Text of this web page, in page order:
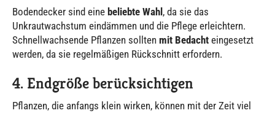
Bodendecker sind eine beliebte Wahl , da sie das
Unkrautwachstum eindämmen und die Pflege erleichtern.
Schnellwachsende Pflanzen sollten mit Bedacht eingesetzt
werden, da sie regelmäßigen Rückschnitt erfordern.
4. Endgröße berücksichtigen
Pflanzen, die anfangs klein wirken, können mit der Zeit viel